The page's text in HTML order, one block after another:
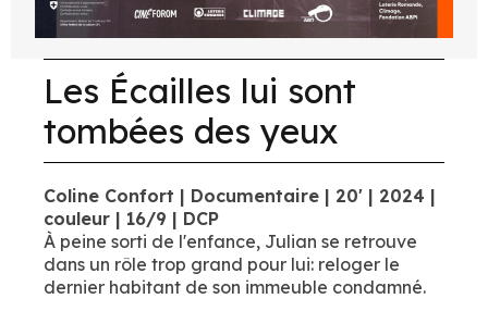
Les Écailles lui sont
tombées des yeux
Coline Confort | Documentaire | 20' | 2024 |
couleur | 16/9 | DCP
À peine sorti de l'enfance, Julian se retrouve
dans un rôle trop grand pour lui: reloger le
dernier habitant de son immeuble condamné.